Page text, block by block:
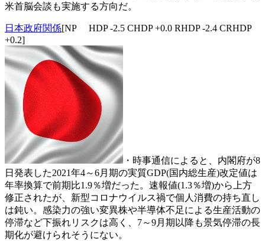
米首脳会談も実施する方向だ。
日本政府関係[NP HDP -2.5 CHDP +0.0 RHDP -2.4 CRHDP
+0.2]
・時事通信によると、内閣府が8
日発表した2021年4～6月期の実質GDP(国内総生産)改定値は
年率換算で前期比1.9％増だった。速報値(1.3％増)から上方
修正されたが、新型コロナウイルス禍で個人消費の持ち直し
は鈍い。感染力の強い変異株や半導体不足による生産活動の
停滞など下振れリスクは高く、7～9月期以降も景気停滞の長
期化が避けられそうにない。